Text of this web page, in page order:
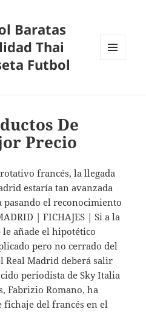
Baratas
Thai
Futbol
De
Precio
francés, la llegada
estaría tan avanzada
pasando el reconocimiento
| FICHAJES | Si a la
le añade el hipotético
pero no cerrado del
Real Madrid deberá salir
periodista de Sky Italia
Fabrizio Romano, ha
fichaje del francés en el